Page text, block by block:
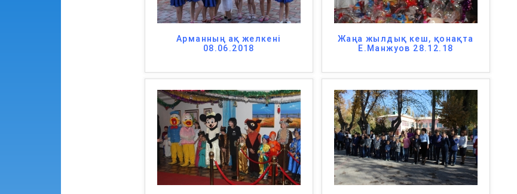
Арманның ақ желкені
08.06.2018
Жаңа жылдық кеш, қонақта
Е.Манжуов 28.12.18